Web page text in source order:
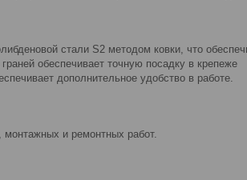
стали S2 методом ковки, что
обеспечивает точную посадку в крепеже
дополнительное удобство в работе.
и ремонтных работ.